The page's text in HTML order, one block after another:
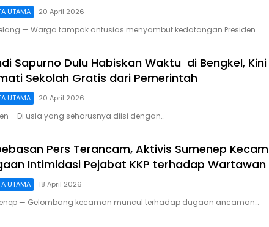
UTAMA 20 April 2026
— Warga tampak antusias menyambut kedatangan Presiden…
Sapurno Dulu Habiskan Waktu di Bengkel, Kini
Sekolah Gratis dari Pemerintah
UTAMA 20 April 2026
– Di usia yang seharusnya diisi dengan…
Pers Terancam, Aktivis Sumenep Kecam
Intimidasi Pejabat KKP terhadap Wartawan
UTAMA 18 April 2026
— Gelombang kecaman muncul terhadap dugaan ancaman…